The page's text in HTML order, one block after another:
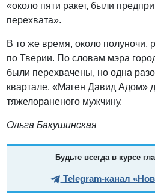
«около пяти ракет, были
перехвата».
В то же время, около полуночи,
по Тверии. По словам мэра
были перехвачены, но одна
квартале. «Маген Давид Адом»
тяжелораненого мужчину.
Ольга Бакушинская
Будьте всегда в курсе
Telegram-канал